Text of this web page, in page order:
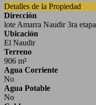
Detalles de la Propiedad
Dirección
lote Amarra Naudir 3ra etapa
Ubicación
El Naudir
Terreno
906 m²
Agua Corriente
No
Agua Potable
No